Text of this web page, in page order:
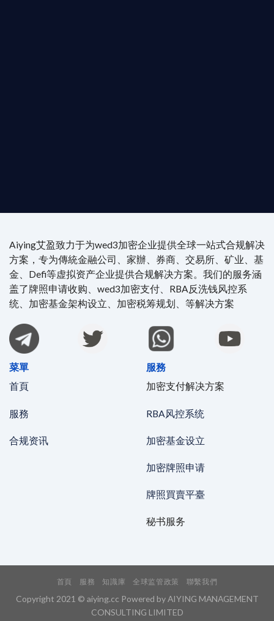
Aiying艾盈致力于为wed3加密企业提供全球一站式合规解决
方案，专为傳統金融公司、家辦、券商、交易所、矿业、基
金、Defi等虚拟资产企业提供合规解决方案。我们的服务涵
盖了牌照申请收购、wed3加密支付、RBA反洗钱风控系
统、加密基金架构设立、加密税筹规划、等解决方案
菜單
首頁
服務
合规资讯
服務
加密支付解决方案
RBA风控系统
加密基金设立
加密牌照申请
牌照買賣平臺
秘书服务
首頁 服務 知識庫 全球监管政策 聯繫我們
Copyright 2021 © aiying.cc Powered by AIYING MANAGEMENT
CONSULTING LIMITED